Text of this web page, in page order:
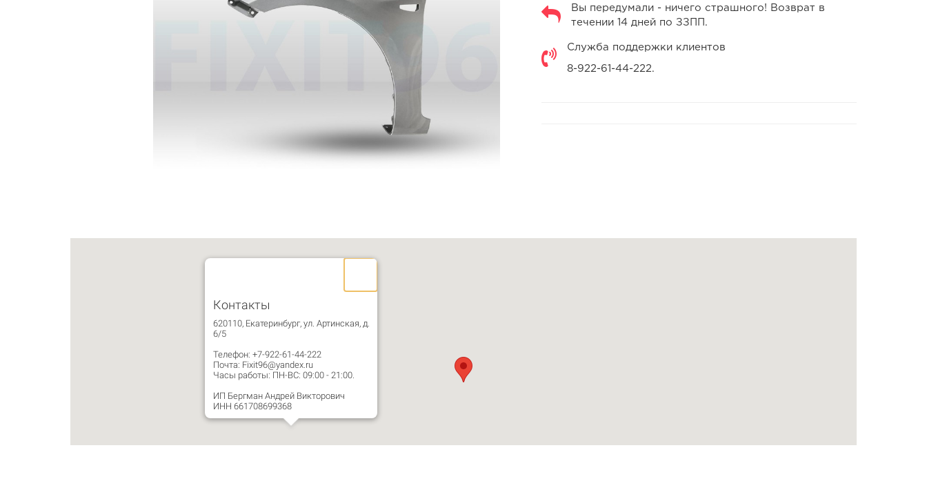
Вы передумали - ничего страшного! Возврат в
течении 14 дней по ЗЗПП.
Служба поддержки клиентов
8-922-61-44-222.
Контакты
620110, Екатеринбург, ул. Артинская, д.
6/5
Телефон: +7-922-61-44-222
Почта: Fixit96@yandex.ru
Часы работы: ПН-ВС: 09:00 - 21:00.
ИП Бергман Андрей Викторович
ИНН 661708699368